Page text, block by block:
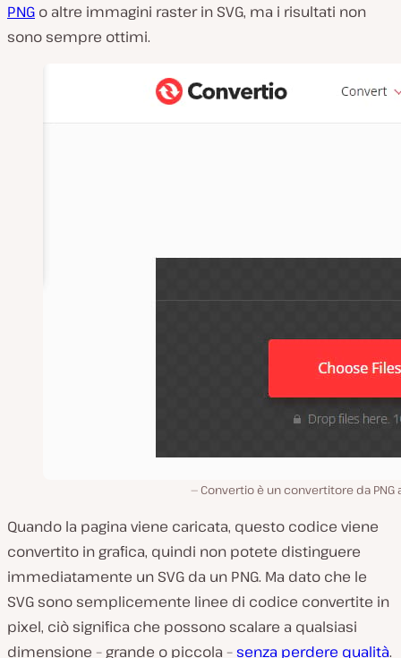
PNG o altre immagini raster in SVG, ma i risultati non
sono sempre ottimi.
Convertio è un convertitore da PNG
Quando la pagina viene caricata, questo codice viene
convertito in grafica, quindi non potete distinguere
immediatamente un SVG da un PNG. Ma dato che le
SVG sono semplicemente linee di codice convertite in
pixel, ciò significa che possono scalare a qualsiasi
dimensione – grande o piccola –senza perdere qualità.